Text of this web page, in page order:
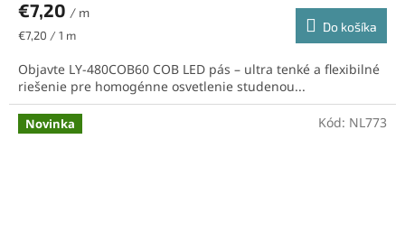
€7,20 / m
Jednotková
€7,20 / 1 m
Do košíka
Objavte LY-480COB60 COB LED pás – ultra tenké a flexibilné
riešenie pre homogénne osvetlenie studenou...
Novinka Kód: NL773